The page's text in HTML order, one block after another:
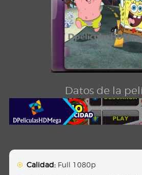
Datos de la
Calidad: Full 1080p